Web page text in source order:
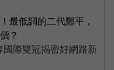
最低調的二代鄭平，
？
際雙冠揭密好網路新